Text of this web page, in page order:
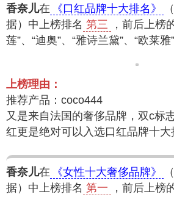
香奈儿在 《口红品牌十大排名》
据）中上榜排名 第三
，前后上榜
莲”、“迪奥”、“雅诗兰黛”、“欧莱雅”
上榜理由：
推荐产品：coco444
又是来自法国的奢侈品牌，双c标
红更是绝对可以入选口红品牌十大
香奈儿在 《女性十大奢侈品牌》
据）中上榜排名 第一
，前后上榜